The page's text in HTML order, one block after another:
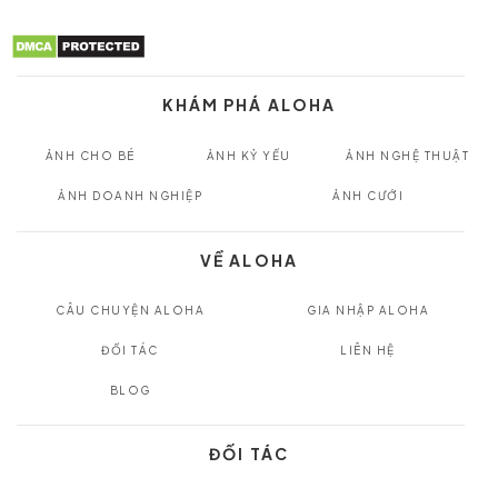
KHÁM PHÁ ALOHA
ẢNH CHO BÉ ẢNH KỶ YẾU ẢNH NGHỆ THUẬT
ẢNH DOANH NGHIỆP ẢNH CƯỚI
VỀ ALOHA
CÂU CHUYỆN ALOHA GIA NHẬP ALOHA
ĐỐI TÁC LIÊN HỆ
BLOG
ĐỐI TÁC